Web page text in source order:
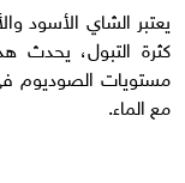
يعتبر الشاي الأسود
كثرة التبول، يحدث
مستويات الصوديوم
مع الماء.